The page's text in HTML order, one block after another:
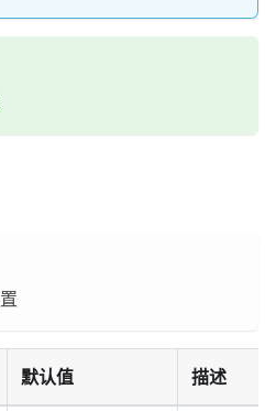
默认值 描述